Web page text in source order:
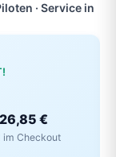
· Service in
26,85 €
im Checkout